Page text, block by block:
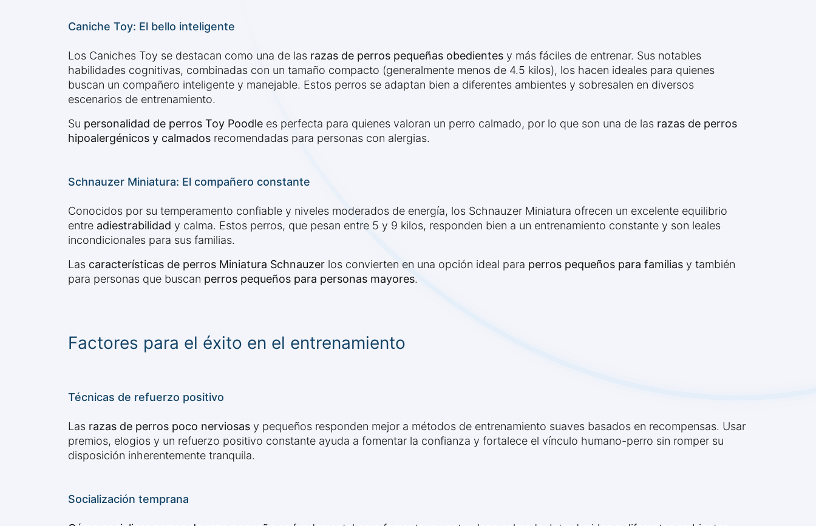
Caniche Toy: El bello inteligente
Los Caniches Toy se destacan como una de las razas de perros pequeñas obedientes y más fáciles de entrenar. Sus notables
habilidades cognitivas, combinadas con un tamaño compacto (generalmente menos de 4.5 kilos), los hacen ideales para quienes
buscan un compañero inteligente y manejable. Estos perros se adaptan bien a diferentes ambientes y sobresalen en diversos
escenarios de entrenamiento.
Su personalidad de perros Toy Poodle es perfecta para quienes valoran un perro calmado, por lo que son una de las razas de perros
hipoalergénicos y calmados recomendadas para personas con alergias.
Schnauzer Miniatura: El compañero constante
Conocidos por su temperamento confiable y niveles moderados de energía, los Schnauzer Miniatura ofrecen un excelente equilibrio
entre adiestrabilidad y calma. Estos perros, que pesan entre 5 y 9 kilos, responden bien a un entrenamiento constante y son leales
incondicionales para sus familias.
Las características de perros Miniatura Schnauzer los convierten en una opción ideal para perros pequeños para familias y también
para personas que buscan perros pequeños para personas mayores.
Factores para el éxito en el entrenamiento
Técnicas de refuerzo positivo
Las razas de perros poco nerviosas y pequeños responden mejor a métodos de entrenamiento suaves basados en recompensas. Usar
premios, elogios y un refuerzo positivo constante ayuda a fomentar la confianza y fortalece el vínculo humano-perro sin romper su
disposición inherentemente tranquila.
Socialización temprana